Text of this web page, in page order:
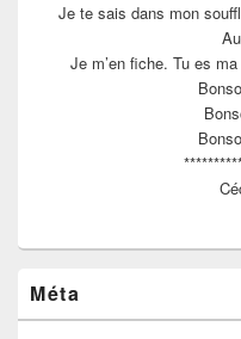
Je te sais dans mon
Je m’en fiche. Tu es
Méta